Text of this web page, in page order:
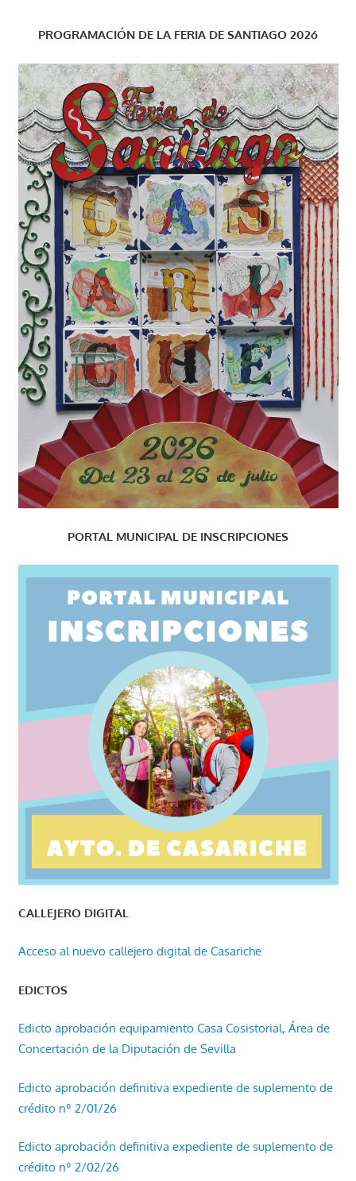
PROGRAMACIÓN DE LA FERIA DE SANTIAGO 2026
PORTAL MUNICIPAL DE INSCRIPCIONES
CALLEJERO DIGITAL
Acceso al nuevo callejero digital de Casariche
EDICTOS
Edicto aprobación equipamiento Casa Cosistorial, Área de
Concertación de la Diputación de Sevilla
Edicto aprobación definitiva expediente de suplemento de
crédito nº 2/01/26
Edicto aprobación definitiva expediente de suplemento de
crédito nº 2/02/26